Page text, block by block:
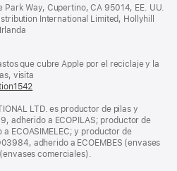
en
una
Park Way, Cupertino, CA 95014, EE. UU.
International Limited, Hollyhill
que cubre Apple por el reciclaje y la
visita
en
una
ventana
nueva)
LTD. es productor de pilas y
adherido a ECOPILAS; productor de
a ECOASIMELEC; y productor de
adherido a ECOEMBES (envases
comerciales).